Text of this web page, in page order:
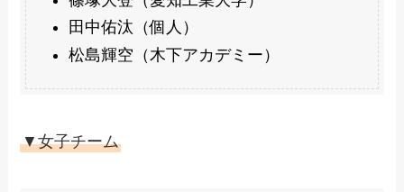
田中佑汰（個人）
松島輝空（木下アカデミー）
▼女子チーム